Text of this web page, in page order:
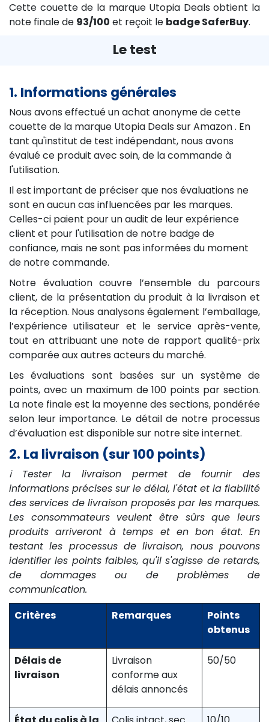
Cette couette de la marque Utopia Deals obtient la
note finale de 93/100 et reçoit le badge SaferBuy.
Le test
1. Informations générales
Nous avons effectué un achat anonyme de cette
couette de la marque Utopia Deals sur Amazon . En
tant qu'institut de test indépendant, nous avons
évalué ce produit avec soin, de la commande à
l'utilisation.
Il est important de préciser que nos évaluations ne
sont en aucun cas influencées par les marques.
Celles-ci paient pour un audit de leur expérience
client et pour l'utilisation de notre badge de
confiance, mais ne sont pas informées du moment
de notre commande.
Notre évaluation couvre l’ensemble du parcours
client, de la présentation du produit à la livraison et
la réception. Nous analysons également l’emballage,
l’expérience utilisateur et le service après-vente,
tout en attribuant une note de rapport qualité-prix
comparée aux autres acteurs du marché.
Les évaluations sont basées sur un système de
points, avec un maximum de 100 points par section.
La note finale est la moyenne des sections, pondérée
selon leur importance. Le détail de notre processus
d’évaluation est disponible sur notre site internet.
2. La livraison (sur 100 points)
ℹ️ Tester la livraison permet de fournir des
informations précises sur le délai, l'état et la fiabilité
des services de livraison proposés par les marques.
Les consommateurs veulent être sûrs que leurs
produits arriveront à temps et en bon état. En
testant les processus de livraison, nous pouvons
identifier les points faibles, qu'il s'agisse de retards,
de dommages ou de problèmes de
communication.
Critères
Remarques
Points
obtenus
Délais de
livraison
Livraison
conforme aux
délais annoncés
50/50